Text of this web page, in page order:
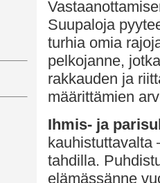
Suupaloja
turhia omia
pelkojanne,
rakkauden ja
määrittämien
Ihmis- ja
kauhistuttavalta
tahdilla.
elämässänne